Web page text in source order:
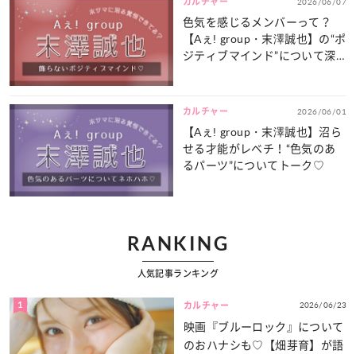
色気を感じるメンバーって？
【Aぇ! group・末澤誠也】の“ポ
ジティブマインド”について深
カルチャー 2026/06/01
【Aぇ! group・末澤誠也】沼ら
せる才能がレベチ！“色気のあ
るパーツ”についてトーク♡
RANKING
人気記事ランキング
1 カルチャー 2026/06/23
映画『ブルーロック』について
のおハナシも♡【畑芽育】が語